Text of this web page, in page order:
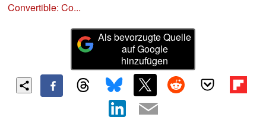
Convertible: Co...
Als bevorzugte Quelle
auf Google
hinzufügen